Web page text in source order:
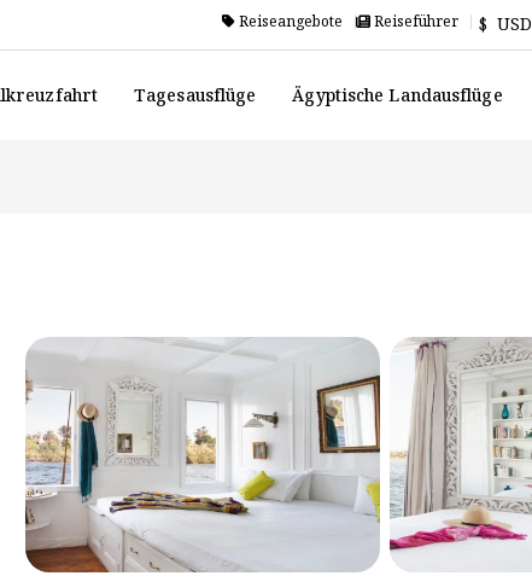
Reiseangebote Reiseführer $ USD
Tagesausflüge Ägyptische Landausflüge